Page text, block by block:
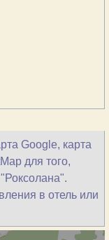
Google, карта
для того,
в отель или